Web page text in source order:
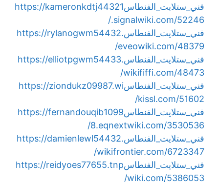
فني_ستلايت_الفنطاسhttps://kameronkdtj44321
.signalwiki.com/52246/
فني_ستلايت_الفنطاسhttps://rylanogwm54432.
eveowiki.com/48379/
فني_ستلايت_الفنطاسhttps://elliotpgwm54433.
wikififfi.com/48473/
فني_ستلايت_الفنطاسhttps://ziondukz09987.wi
kissl.com/51602/
فني_ستلايت_الفنطاسhttps://fernandouqib1099
8.eqnextwiki.com/3530536/
فني_ستلايت_الفنطاسhttps://damienlewl54432.
wikifrontier.com/6723347/
فني_ستلايت_الفنطاسhttps://reidyoes77655.tnp
wiki.com/5386053/